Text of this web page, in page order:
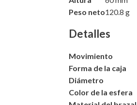
Peso neto120.8 g
Detalles
Movimiento
Forma de la caja
Diámetro
Color de la esfera